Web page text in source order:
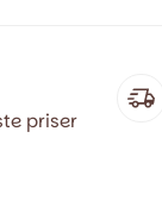
priser